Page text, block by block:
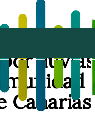
lluvias
Canarias